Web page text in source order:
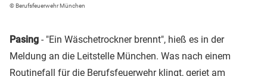
© Berufsfeuerwehr München
Pasing - "Ein Wäschetrockner brennt", hieß es in der
Meldung an die Leitstelle München. Was nach einem
Routinefall für die Berufsfeuerwehr klingt, geriet am